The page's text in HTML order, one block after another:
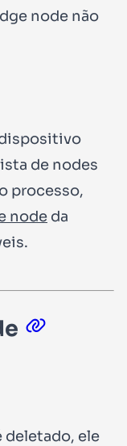
node não
de nodes
processo,
node da
deletado, ele